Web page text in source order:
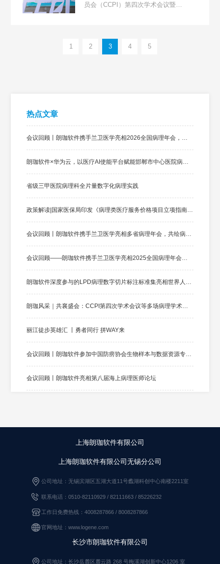
员会（CCPI）第四次学术会议暨20
功举办。
1 2 3 4 5
热点文章
会议回顾丨朗珈软件携手兰卫医学亮相2026全国病理年会，共铸病理数智未来
朗珈软件×华为云，以医疗AI使能平台赋能邯郸市中心医院病理数智化升级
省级三甲医院病理科全片量数字化病理实践
政策解读|国家医保局印发《病理类医疗服务价格项目立项指南（试行)》
会议回顾丨朗珈软件携手兰卫医学亮相多省病理年会，共绘病理数智化新蓝图
会议回顾——朗珈软件携手兰卫医学亮相2025全国病理年会，共绘病理数智化新蓝图
朗珈软件深度参与的LPD病理数字切片标注标准集亮相世界人工智能大会
朗珈风采｜共襄盛会：CCPI第四次学术会议等多场病理学术年会成功举办！
丽江徒步英雄汇 丨勇者同行 拼WAY来
会议回顾丨朗珈软件参加中国防痨协会生物样本与数据资源专业分会第一届生物样本与数据资源学术大会
会议回顾丨朗珈软件亮相第八届海上病理医师论坛
大赛回顾|中国非公立医疗机构协会病理学专业委员会“2025年全国石蜡切片理论培训与竞技大赛”成功举办
朗珈软件与惠康科技签署战略合作协议
行业新闻 | 数字化浪潮：加快数智化病理科建设与展望
上海朗珈软件有限公司
上海朗珈软件有限公司无锡分公司
公司地址：无锡滨湖区五湖大道11号蠡湖科创中心南楼2211室
联系电话：0510-82110929 / 82111663 / 85226232
工作日免费热线：4008287866 / 8008287866
官网地址：www.logene.com
长沙市朗珈软件有限公司
公司地址：长沙岳麓区麓云路 268 号梅溪湖创新中心1206 室